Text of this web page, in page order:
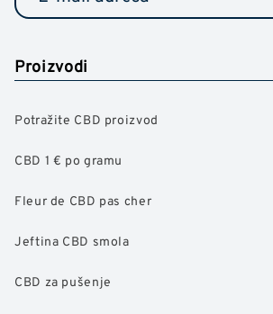
Proizvodi
Potražite CBD proizvod
CBD 1 € po gramu
Fleur de CBD pas cher
Jeftina CBD smola
CBD za pušenje